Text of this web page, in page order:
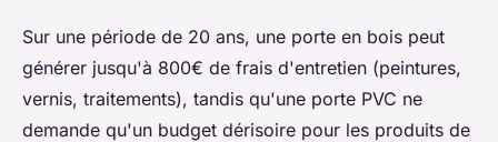
Sur une période de 20 ans, une porte en bois peut
générer jusqu'à 800€ de frais d'entretien (peintures,
vernis, traitements), tandis qu'une porte PVC ne
demande qu'un budget dérisoire pour les produits de